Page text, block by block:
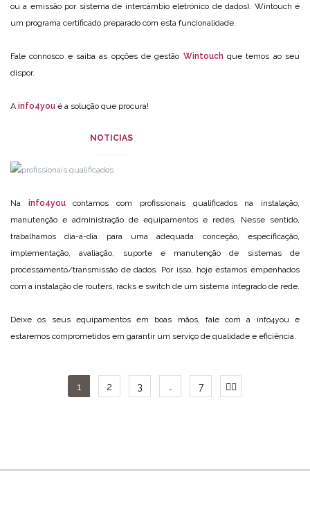
ou a emissão por sistema de intercâmbio eletrónico de dados). Wintouch é
um programa certificado preparado com esta funcionalidade.
Fale connosco e saiba as opções de gestão Wintouch que temos ao seu
dispor.
A info4you é a solução que procura!
NOTICIAS
Na info4youcontamos com profissionais qualificados na instalação,
manutenção e administração de equipamentos e redes. Nesse sentido,
trabalhamos dia-a-dia para uma adequada conceção, especificação,
implementação, avaliação, suporte e manutenção de sistemas de
processamento/transmissão de dados. Por isso, hoje estamos empenhados
com a instalação de routers, racks e switch de um sistema integrado de rede.
Deixe os seus equipamentos em boas mãos, fale com a info4you e
estaremos comprometidos em garantir um serviço de qualidade e eficiência.
1 2 3 7